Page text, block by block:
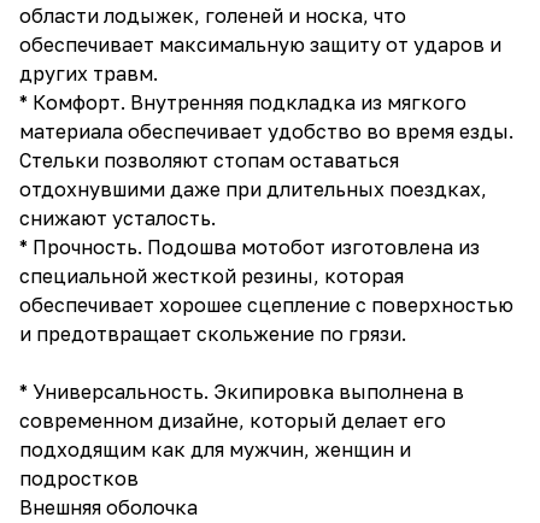
области лодыжек, голеней и носка, что
обеспечивает максимальную защиту от ударов и
других травм.
* Комфорт. Внутренняя подкладка из мягкого
материала обеспечивает удобство во время езды.
Стельки позволяют стопам оставаться
отдохнувшими даже при длительных поездках,
снижают усталость.
* Прочность. Подошва мотобот изготовлена из
специальной жесткой резины, которая
обеспечивает хорошее сцепление с поверхностью
и предотвращает скольжение по грязи.
* Универсальность. Экипировка выполнена в
современном дизайне, который делает его
подходящим как для мужчин, женщин и
подростков
Внешняя оболочка